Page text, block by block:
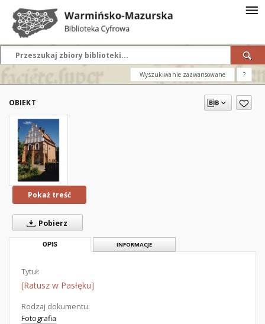
Wyszukiwanie zaawansowane ?
OBIEKT
Pokaż treść
Pobierz
OPIS INFORMACJE
Tytuł:
[Ratusz w Pasłęku]
Rodzaj dokumentu:
Fotografia